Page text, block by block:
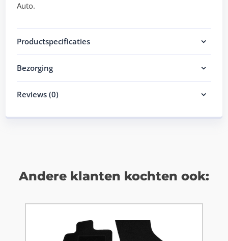
Auto.
Productspecificaties
Bezorging
Reviews (0)
Andere klanten kochten ook: